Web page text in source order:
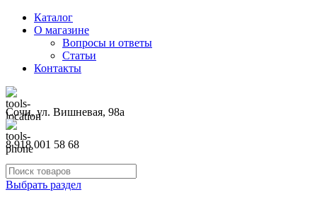
Каталог
О магазине
Вопросы и ответы
Статьи
Контакты
Сочи, ул. Вишневая, 98а
8 918 001 58 68
Выбрать раздел